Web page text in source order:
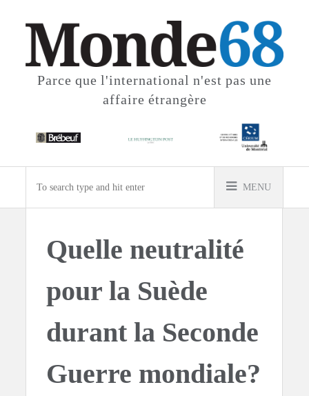
Parce que l'international n'est pas une
affaire étrangère
MENU
Quelle neutralité
pour la Suède
durant la Seconde
Guerre mondiale?